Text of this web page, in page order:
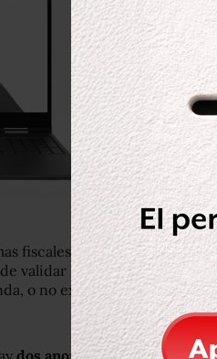
fiscales la respuesta puede
validar la información
o no existe disposición a